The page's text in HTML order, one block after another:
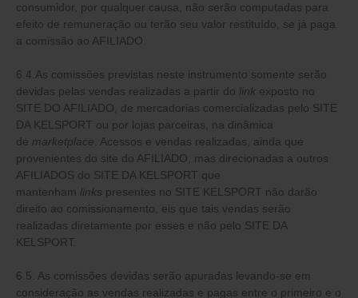
consumidor, por qualquer causa, não serão computadas para
efeito de remuneração ou terão seu valor restituído, se já paga
a comissão ao AFILIADO.
6.4.As comissões previstas neste instrumento somente serão
devidas pelas vendas realizadas a partir do link exposto no
SITE DO AFILIADO, de mercadorias comercializadas pelo SITE
DA KELSPORT ou por lojas parceiras, na dinâmica
de marketplace . Acessos e vendas realizadas, ainda que
provenientes do site do AFILIADO, mas direcionadas a outros
AFILIADOS do SITE DA KELSPORT que
mantenham links presentes no SITE KELSPORT não darão
direito ao comissionamento, eis que tais vendas serão
realizadas diretamente por esses e não pelo SITE DA
KELSPORT.
6.5. As comissões devidas serão apuradas levando-se em
consideração as vendas realizadas e pagas entre o primeiro e o